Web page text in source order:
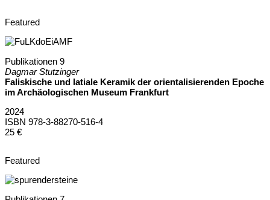
Featured
Publikationen 9
Dagmar Stutzinger
Faliskische und latiale Keramik der orientalisierenden Epoche
im Archäologischen Museum Frankfurt
2024
ISBN 978-3-88270-516-4
25 €
Featured